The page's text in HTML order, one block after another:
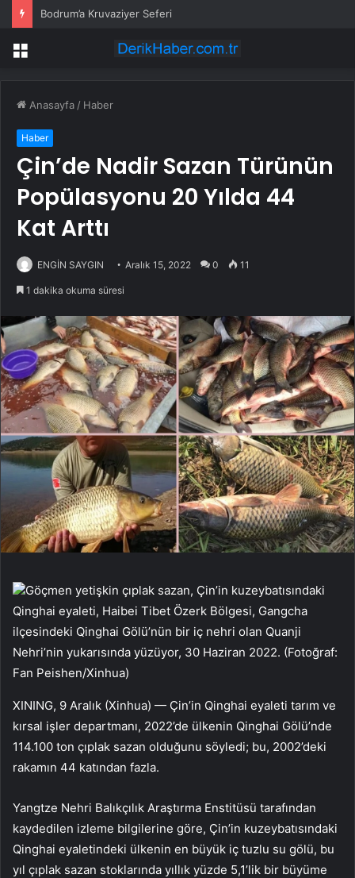
Bodrum’a Kruvaziyer Seferi
Menü
Anasayfa / Haber
Haber
Çin’de Nadir Sazan Türünün
Popülasyonu 20 Yılda 44
Kat Arttı
ENGİN SAYGIN Aralık 15, 2022 0 11
1 dakika okuma süresi
Göçmen yetişkin çıplak sazan, Çin’in kuzeybatısındaki
Qinghai eyaleti, Haibei Tibet Özerk Bölgesi, Gangcha
ilçesindeki Qinghai Gölü’nün bir iç nehri olan Quanji
Nehri’nin yukarısında yüzüyor, 30 Haziran 2022. (Fotoğraf:
Fan Peishen/Xinhua)
XINING, 9 Aralık (Xinhua) — Çin’in Qinghai eyaleti tarım ve
kırsal işler departmanı, 2022’de ülkenin Qinghai Gölü’nde
114.100 ton çıplak sazan olduğunu söyledi; bu, 2002’deki
rakamın 44 katından fazla.
Yangtze Nehri Balıkçılık Araştırma Enstitüsü tarafından
kaydedilen izleme bilgilerine göre, Çin’in kuzeybatısındaki
Qinghai eyaletindeki ülkenin en büyük iç tuzlu su gölü, bu
yıl çıplak sazan stoklarında yıllık yüzde 5,1’lik bir büyüme